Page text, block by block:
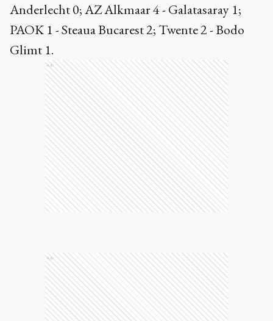
Anderlecht 0; AZ Alkmaar 4 - Galatasaray 1;
PAOK 1 - Steaua Bucarest 2; Twente 2 - Bodo
Glimt 1.
Ads
Ads